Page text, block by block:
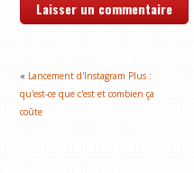
« Lancement d'Instagram Plus :
qu'est-ce que c'est et combien ça
coûte